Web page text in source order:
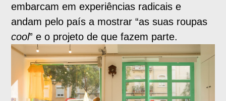
embarcam em experiências radicais e
andam pelo país a mostrar “as suas roupas
cool” e o projeto de que fazem parte.